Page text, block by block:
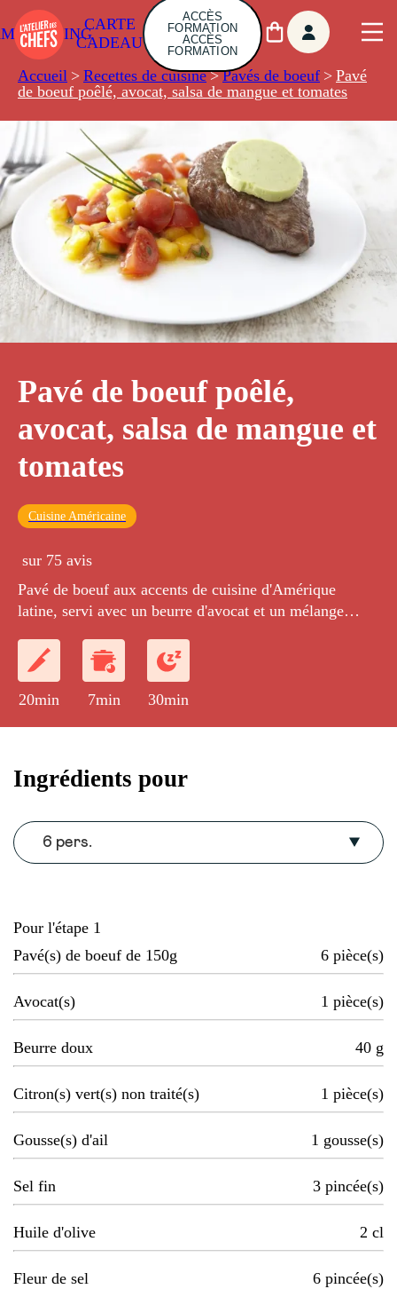
CARTE
CADEAU
ACCÈS
FORMATION
ACCÈS
FORMATION
Accueil > Recettes de cuisine > Pavés de boeuf > Pavé
de boeuf poêlé, avocat, salsa de mangue et tomates
Pavé de boeuf poêlé,
avocat, salsa de mangue et
tomates
Cuisine Américaine
sur 75 avis
Pavé de boeuf aux accents de cuisine d'Amérique
latine, servi avec un beurre d'avocat et un mélange
de la passion.
20min 7min 30min
Ingrédients pour
6 pers.
Pour l'étape 1
Pavé(s) de boeuf de 150g
6 pièce(s)
Avocat(s) 1 pièce(s)
Beurre doux 40 g
Citron(s) vert(s) non traité(s) 1 pièce(s)
Gousse(s) d'ail 1 gousse(s)
Sel fin 3 pincée(s)
Huile d'olive 2 cl
Fleur de sel 6 pincée(s)